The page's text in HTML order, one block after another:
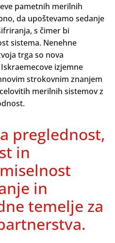
pametnih merilnih
da upoštevamo sedanje
s čimer bi
sistema. Nenehne
trga so nova
izjemne
strokovnim znanjem
merilnih sistemov z
preglednost,
in
in
temelje za